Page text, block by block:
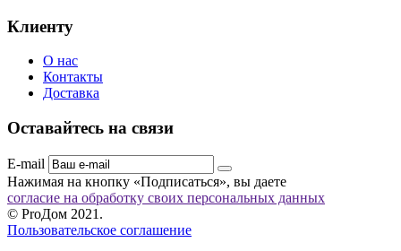
Клиенту
О нас
Контакты
Доставка
Оставайтесь на связи
E-mail
Нажимая на кнопку «Подписаться», вы даете
согласие на обработку своих персональных данных
© ProДом 2021.
Пользовательское соглашение